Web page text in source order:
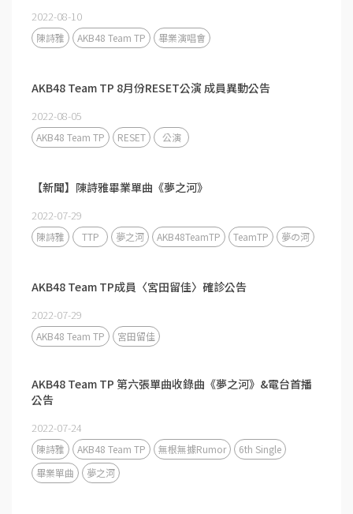
2022-08-10
陳詩雅 AKB48 Team TP 畢業演唱會
AKB48 Team TP 8月份RESET公演 成員異動公告
2022-08-05
AKB48 Team TP RESET 公演
【新聞】陳詩雅畢業單曲《夢之河》
2022-07-29
陳詩雅 TTP 夢之河 AKB48TeamTP TeamTP 夢の河
AKB48 Team TP成員〈宮田留佳〉確診公告
2022-07-29
AKB48 Team TP 宮田留佳
AKB48 Team TP 第六張單曲收錄曲《夢之河》&電台首播
公告
2022-07-24
陳詩雅 AKB48 Team TP 無根無據Rumor
6th Single
畢業單曲
夢之河